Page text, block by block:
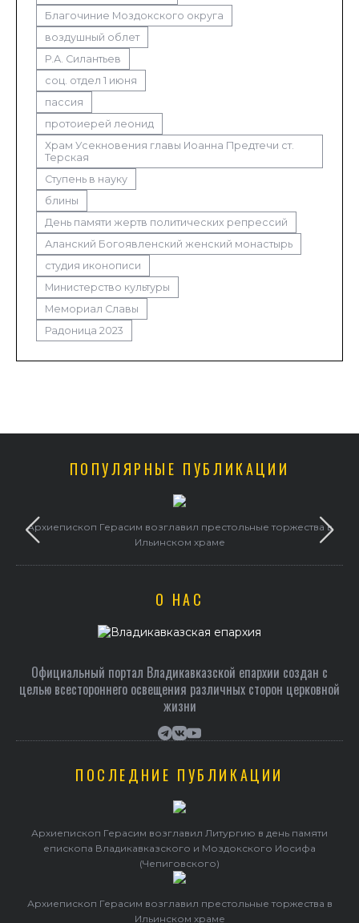
Благочиние Моздокского округа
воздушный облет
Р.А. Силантьев
соц. отдел 1 июня
пассия
протоиерей леонид
Храм Усекновения главы Иоанна Предтечи ст.
Терская
Ступень в науку
блины
День памяти жертв политических репрессий
Аланский Богоявленский женский монастырь
студия иконописи
Министерство культуры
Мемориал Славы
Радоница 2023
ПОПУЛЯРНЫЕ ПУБЛИКАЦИИ
Архиепископ Герасим возглавил престольные торжества в
Ильинском храме
О НАС
Официальный портал Владикавказской епархии создан c
целью всестороннего освещения различных сторон церковной
жизни
ПОСЛЕДНИЕ ПУБЛИКАЦИИ
Архиепископ Герасим возглавил Литургию в день памяти
епископа Владикавказского и Моздокского Иосифа
(Чепиговского)
Архиепископ Герасим возглавил престольные торжества в
Ильинском храме